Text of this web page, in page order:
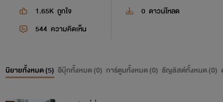
1.65K ถูกใจ 0 ดาวน์โหลด
544 ความคิดเห็น
นิยายทั้งหมด (5) อีบุ๊กทั้งหมด (0) การ์ตูนทั้งหมด (0) ธัญลิสต์ทั้งหมด (0)